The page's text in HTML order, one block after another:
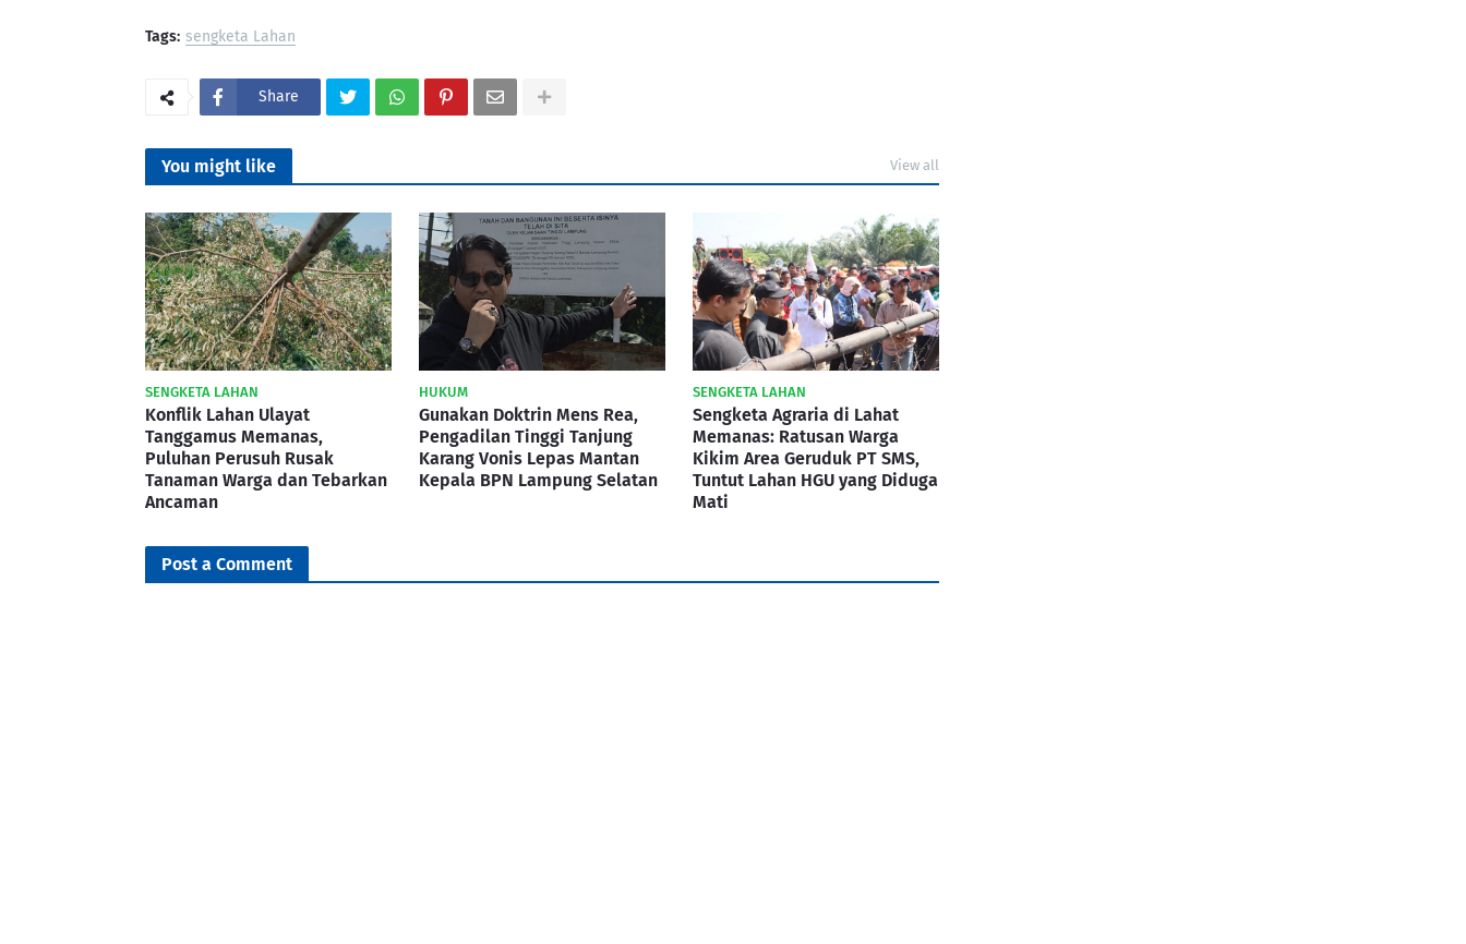
Tags: sengketa Lahan
Share
You might like View all
SENGKETA LAHAN
Konflik Lahan Ulayat
Tanggamus Memanas,
Puluhan Perusuh Rusak
Tanaman Warga dan Tebarkan
Ancaman
HUKUM
Gunakan Doktrin Mens Rea,
Pengadilan Tinggi Tanjung
Karang Vonis Lepas Mantan
Kepala BPN Lampung Selatan
SENGKETA LAHAN
Sengketa Agraria di Lahat
Memanas: Ratusan Warga
Kikim Area Geruduk PT SMS,
Tuntut Lahan HGU yang Diduga
Mati
Post a Comment